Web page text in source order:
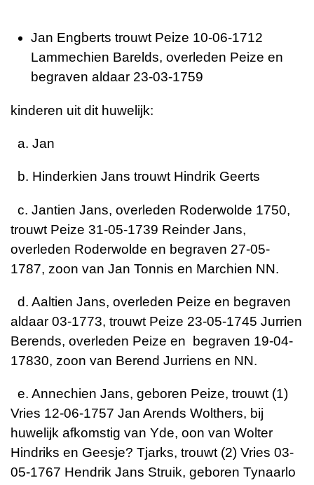
Jan Engberts trouwt Peize 10-06-1712
Lammechien Barelds, overleden Peize en
begraven aldaar 23-03-1759
kinderen uit dit huwelijk:
a. Jan
b. Hinderkien Jans trouwt Hindrik Geerts
c. Jantien Jans, overleden Roderwolde 1750,
trouwt Peize 31-05-1739 Reinder Jans,
overleden Roderwolde en begraven 27-05-
1787, zoon van Jan Tonnis en Marchien NN.
d. Aaltien Jans, overleden Peize en begraven
aldaar 03-1773, trouwt Peize 23-05-1745 Jurrien
Berends, overleden Peize en begraven 19-04-
17830, zoon van Berend Jurriens en NN.
e. Annechien Jans, geboren Peize, trouwt (1)
Vries 12-06-1757 Jan Arends Wolthers, bij
huwelijk afkomstig van Yde, oon van Wolter
Hindriks en Geesje? Tjarks, trouwt (2) Vries 03-
05-1767 Hendrik Jans Struik, geboren Tynaarlo